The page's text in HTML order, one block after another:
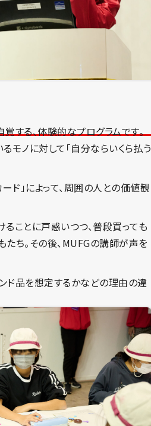
する、体験的なプログラムです。
モノに対して「自分ならいくら払う
ド」によって、周囲の人との価値観
ることに戸惑いつつ、普段買っても
たち。その後、MUFGの講師が声を
ド品を想定するかなどの理由の違